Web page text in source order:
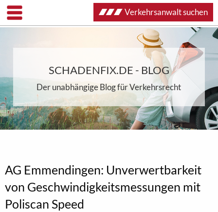
SCHADENFIX.DE - BLOG
Der unabhängige Blog für Verkehrsrecht
AG Emmendingen: Unverwertbarkeit
von Geschwindigkeitsmessungen mit
Poliscan Speed
Verkehrsanwalt suchen